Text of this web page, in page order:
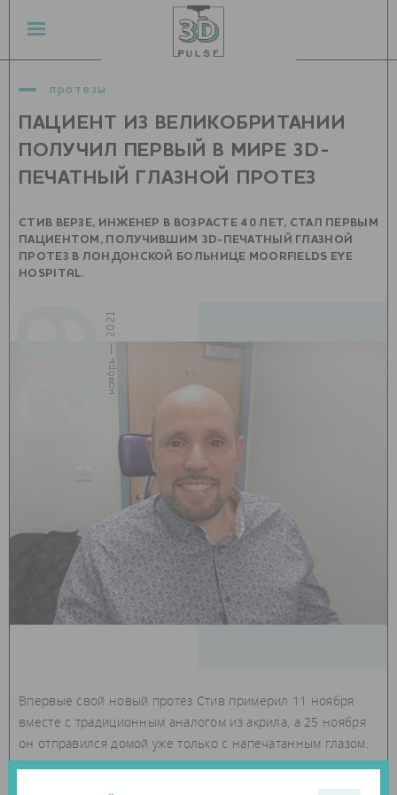
протезы
ПАЦИЕНТ ИЗ ВЕЛИКОБРИТАНИИ
ПОЛУЧИЛ ПЕРВЫЙ В МИРЕ 3D-
ПЕЧАТНЫЙ ГЛАЗНОЙ ПРОТЕЗ
СТИВ ВЕРЗЕ, ИНЖЕНЕР В ВОЗРАСТЕ 40 ЛЕТ, СТАЛ ПЕРВЫМ
ПАЦИЕНТОМ, ПОЛУЧИВШИМ 3D-ПЕЧАТНЫЙ ГЛАЗНОЙ
ПРОТЕЗ В ЛОНДОНСКОЙ БОЛЬНИЦЕ MOORFIELDS EYE
HOSPITAL.
29
ноябрь — 2021
Впервые свой новый протез Стив примерил 11 ноября
вместе с традиционным аналогом из акрила, а 25 ноября
он отправился домой уже только с напечатанным глазом.